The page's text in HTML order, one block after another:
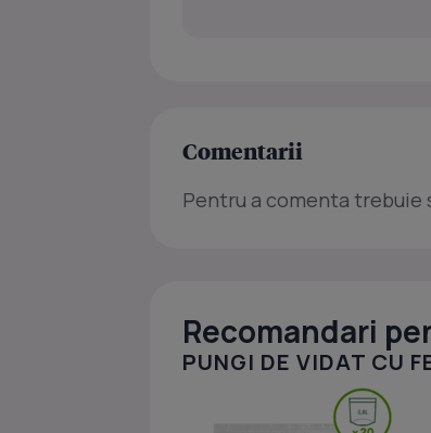
Comentarii
Pentru a comenta
Recomandari
PUNGI DE VIDAT CU